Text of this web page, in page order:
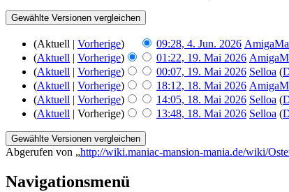
(Aktuell | Vorherige) 09:28, 4. Jun. 2026
(Aktuell Vorherige) 01:22, 19. Mai 2026
(Aktuell Vorherige) 00:07, 19. Mai 2026 Selloa (
(Aktuell Vorherige) 18:12, 18. Mai 2026
(Aktuell Vorherige) 14:05, 18. Mai 2026 Selloa (
(Aktuell | Vorherige) 13:48, 18. Mai 2026 Selloa (
Abgerufen von „http://wiki.maniac-mansion-mania.de/wiki/
Navigationsmenü